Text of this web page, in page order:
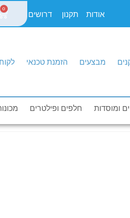
אודות תקנון דרושים
0
מבצעים הזמנת טכנאי
ומוסדות חלפים ופילטריםחייגו עכשיו: 1-700-